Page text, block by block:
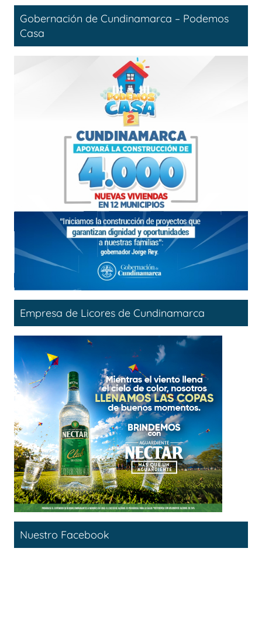
Gobernación de Cundinamarca – Podemos
Casa
Empresa de Licores de Cundinamarca
Nuestro Facebook